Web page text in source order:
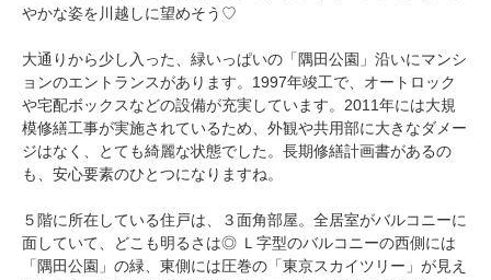
やかな姿を川越しに望めそう♡
大通りから少し入った、緑いっぱいの「隅田公園」沿いにマンシ
ョンのエントランスがあります。1997年竣工で、オートロック
や宅配ボックスなどの設備が充実しています。2011年には大規
模修繕工事が実施されているため、外観や共用部に大きなダメー
ジはなく、とても綺麗な状態でした。長期修繕計画書があるの
も、安心要素のひとつになりますね。
５階に所在している住戸は、３面角部屋。全居室がバルコニーに
面していて、どこも明るさは◎ Ｌ字型のバルコニーの西側には
「隅田公園」の緑、東側には圧巻の「東京スカイツリー」が見え